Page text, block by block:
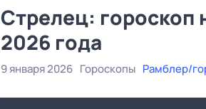
Стрелец: гороскоп
2026 года
9 января 2026 Гороскопы Рамблер/